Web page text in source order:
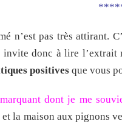
n’est pas très
invite donc à lire
positives que vous
dont je me
la maison aux pignons